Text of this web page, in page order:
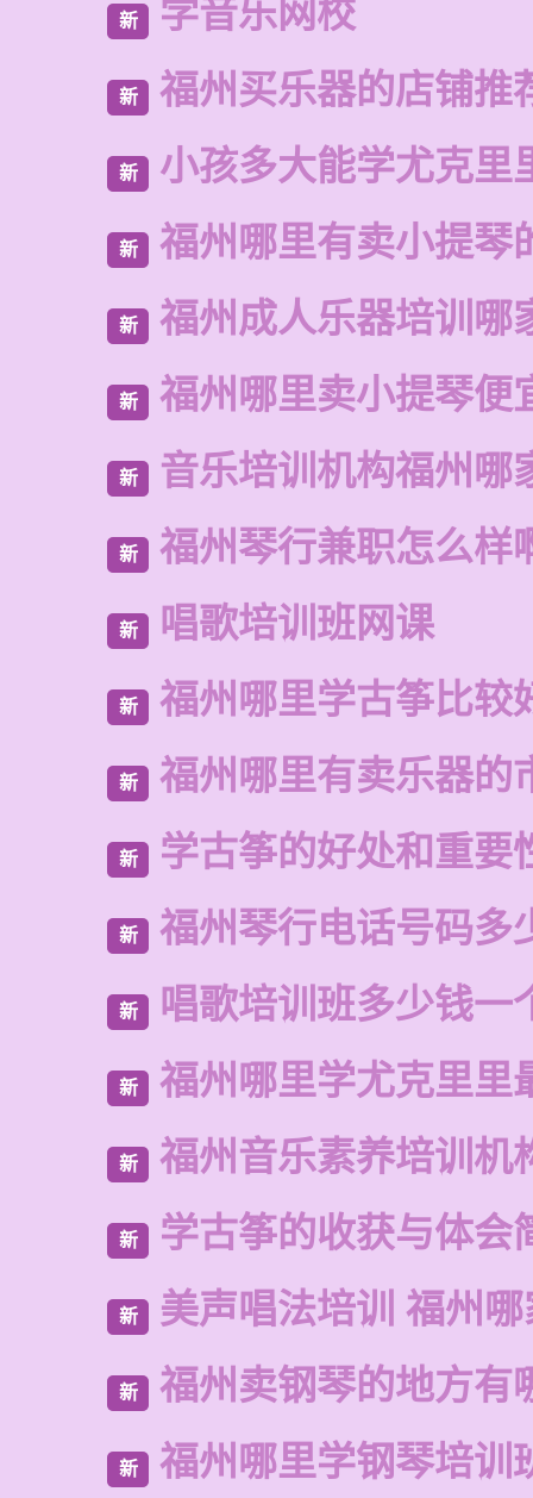
新 学音乐网校
新 福州买乐器的店铺推
新 小孩多大能学尤克里
新 福州哪里有卖小提琴
新 福州成人乐器培训哪
新 福州哪里卖小提琴便
新 音乐培训机构福州哪
新 福州琴行兼职怎么样
新 唱歌培训班网课
新 福州哪里学古筝比较
新 福州哪里有卖乐器的
新 学古筝的好处和重要
新 福州琴行电话号码多
新 唱歌培训班多少钱一
新 福州哪里学尤克里里
新 福州音乐素养培训机
新 学古筝的收获与体会
新 美声唱法培训 福州
新 福州卖钢琴的地方有
新 福州哪里学钢琴培训